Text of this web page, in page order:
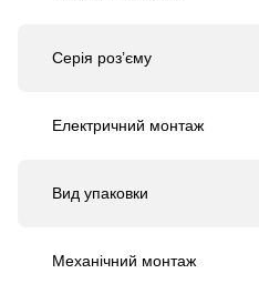
Серія роз’єму
Електричний монтаж
Вид упаковки
Механічний монтаж